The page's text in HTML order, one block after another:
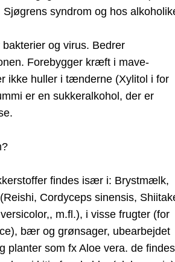
syndrom og hos
og virus. Bedrer
Forebygger kræft i mave-
ikke huller i tænderne (Xylitol i for
er en sukkeralkohol, der er
findes især i: Brystmælk,
Cordyceps sinensis,
m.fl.), i visse frugter (for
bær og grønsager, ubearbejdet
planter som fx Aloe vera. de findes